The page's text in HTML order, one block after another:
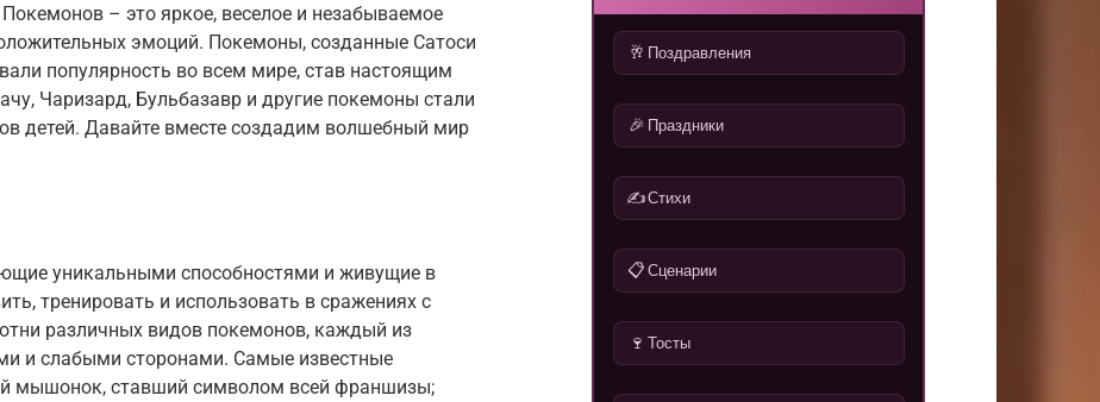
– это яркое, веселое и незабываемое
эмоций. Покемоны, созданные Сатоси
популярность во всем мире, став настоящим
Чаризард, Бульбазавр и другие покемоны стали
детей. Давайте вместе создадим волшебный мир
уникальными способностями и живущие в
тренировать и использовать в сражениях с
различных видов покемонов, каждый из
и слабыми сторонами. Самые известные
мышонок, ставший символом всей франшизы;
🥂 Поздравления
🎉 Праздники
✍️Стихи
📋 Сценарии
🍷 Тосты